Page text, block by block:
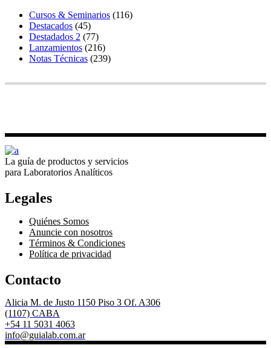
Cursos & Seminarios (116)
Destacados (45)
Destadados 2 (77)
Lanzamientos (216)
Notas Técnicas (239)
La guía de productos y servicios
para Laboratorios Analíticos
Legales
Quiénes Somos
Anuncie con nosotros
Términos & Condiciones
Política de privacidad
Contacto
Alicia M. de Justo 1150 Piso 3 Of. A306
(1107) CABA
+54 11 5031 4063
info@guialab.com.ar